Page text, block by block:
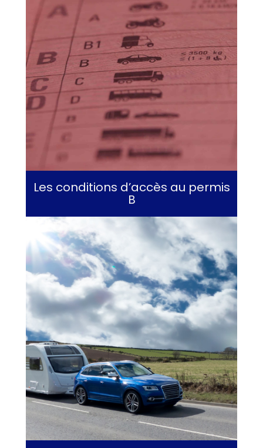
Les conditions d’accès au permis
B